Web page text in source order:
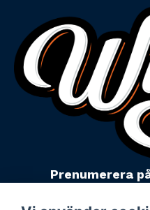
Prenumerera